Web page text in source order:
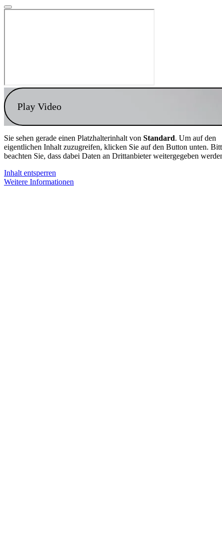
Play Video
Sie sehen gerade einen Platzhalterinhalt von Standard. Um auf den
eigentlichen Inhalt zuzugreifen, klicken Sie auf den Button unten.
beachten Sie, dass dabei Daten an Drittanbieter weitergegeben
Inhalt entsperren
Weitere Informationen